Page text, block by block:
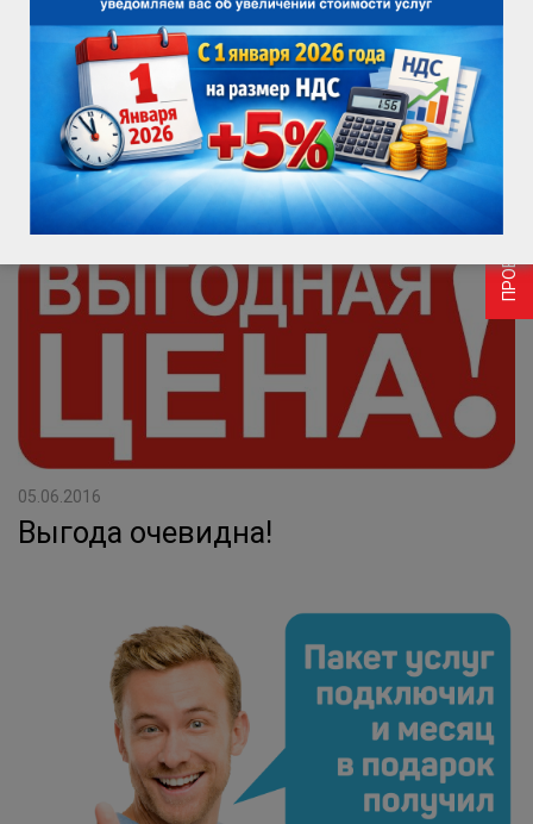
ПРОВЕРИТЬ ВОЗМОЖНОСТЬ ПОДКЛЮЧЕНИЯ
20.06.2016
Телевидение для всех и каждого
05.06.2016
Выгода очевидна!